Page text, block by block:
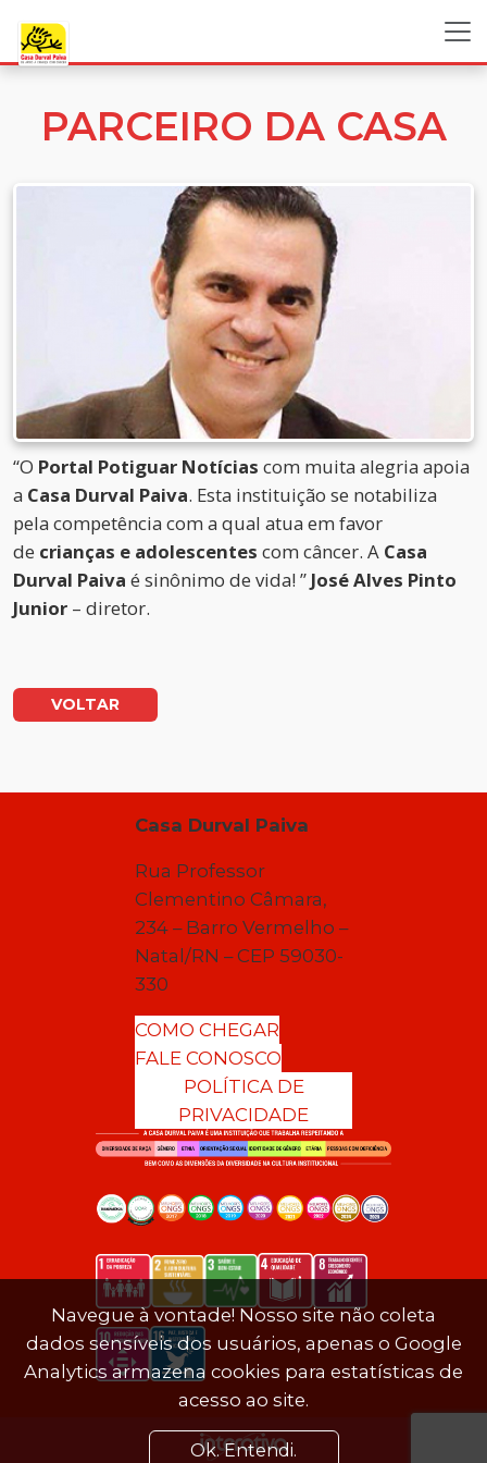
PARCEIRO DA CASA
“O Portal Potiguar Notícias com muita alegria apoia
a Casa Durval Paiva. Esta instituição se notabiliza
pela competência com a qual atua em favor
de crianças e adolescentes com câncer. A Casa
Durval Paiva é sinônimo de vida! ” José Alves Pinto
Junior – diretor.
VOLTAR
Casa Durval Paiva
Rua Professor
Clementino Câmara,
234 – Barro Vermelho –
Natal/RN – CEP 59030-
330
COMO CHEGAR
FALE CONOSCO
POLÍTICA DE
PRIVACIDADE
Navegue à vontade! Nosso site não coleta
dados sensíveis dos usuários, apenas o Google
Analytics armazena cookies para estatísticas de
acesso ao site.
Ok. Entendi.